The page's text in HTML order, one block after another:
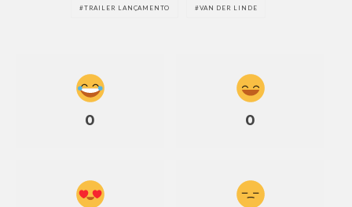
TRAILER LANÇAMENTO VAN DER LINDE
0 0